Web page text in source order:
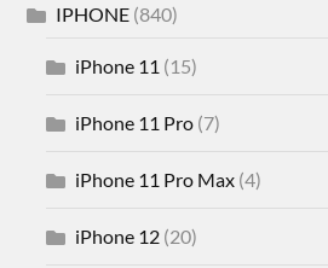
IPHONE (840)
iPhone 11 (15)
iPhone 11 Pro (7)
iPhone 11 Pro Max (4)
iPhone 12 (20)